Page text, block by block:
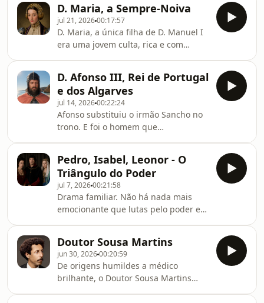
nome à maternidade. Quantas
pessoas conhece que nasceram ali?
D. Maria, a Sempre-Noiva
jul 21, 202600:17:57
D. Maria, a única filha de D. Manuel I
era uma jovem culta, rica e com
marido arranjado para satisfazer
caprichos políticos e diplomáticos,
resolveu ficar solteira.
D. Afonso III, Rei de Portugal
e dos Algarves
jul 14, 202600:22:24
Afonso substituiu o irmão Sancho no
trono. E foi o homem que
com tanta dificuldade negociou,
sejam quase as mesmas que hoje
temos. Se alguma vez mergulhou nas
águas algarvias, não sabemos.
Pedro, Isabel, Leonor - O
Triângulo do Poder
jul 7, 202600:21:58
Drama familiar. Não há nada mais
emocionante que lutas pelo poder e
sua mulher Isabel e da mãe do futuro
rei, Leonor.
Doutor Sousa Martins
jun 30, 202600:20:59
De origens humildes a médico
brilhante, o Doutor Sousa Martins